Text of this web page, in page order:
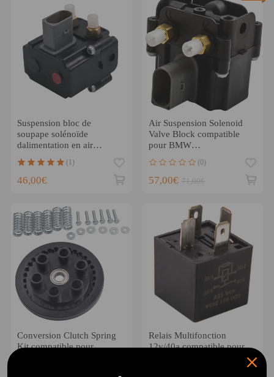
Suspension bloc de
soupape solénoïde
dalimentation en air
E61 X6 E70 E71 neuf
(1)
46,00€
Air Suspension Solenoid
Valve Block compatible
pour BMW
37206789450
(0)
57,00€ 71,00€
Conversion Clutch Spring
Kit compatible pour
Relais Multifonction
12v/40a compatible pour
8D0951253A 171919505